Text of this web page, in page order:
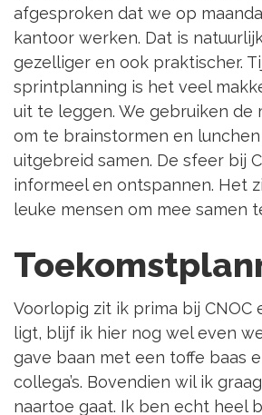
afgesproken dat we op
kantoor werken. Dat is
gezelliger en ook praktischer.
sprintplanning is het veel
uit te leggen. We gebruiken de
om te brainstormen en
uitgebreid samen. De sfeer bij
informeel en ontspannen. Het
leuke mensen om mee samen
Voorlopig zit ik prima bij CNOC
ligt, blijf ik hier nog wel even
gave baan met een toffe baas
collega’s. Bovendien wil ik
naartoe gaat. Ik ben echt heel